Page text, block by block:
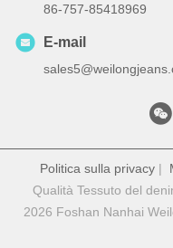
86-757-85418969
E-mail
Politica sulla privacy |
Qualità Tessuto del
2026 Foshan Nanhai